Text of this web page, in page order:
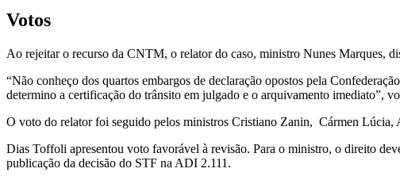
Votos
Ao rejeitar o recurso da CNTM, o relator do caso, ministro Nunes Marques,
“Não conheço dos quartos embargos de declaração opostos pela
determino a certificação do trânsito em julgado e o arquivamento imediato”,
O voto do relator foi seguido pelos ministros Cristiano Zanin, Cármen
Dias Toffoli apresentou voto favorável à revisão. Para o ministro, o direito
publicação da decisão do STF na ADI 2.111.